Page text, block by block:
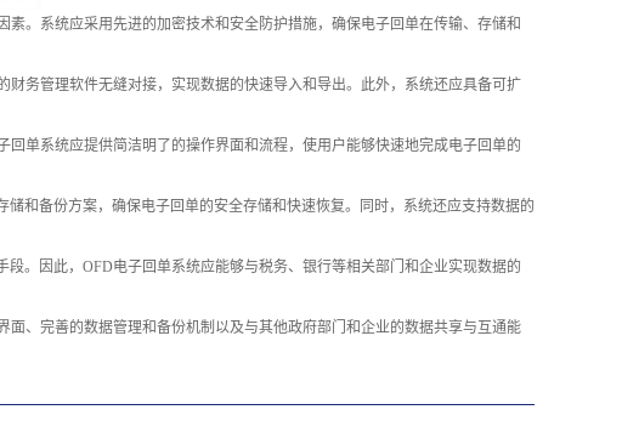
。系统应采用先进的加密技术和安全防护措施，确保电子回单在传输、存储和
务管理软件无缝对接，实现数据的快速导入和导出。此外，系统还应具备可扩
单系统应提供简洁明了的操作界面和流程，使用户能够快速地完成电子回单的
和备份方案，确保电子回单的安全存储和快速恢复。同时，系统还应支持数据的
。因此，OFD电子回单系统应能够与税务、银行等相关部门和企业实现数据的
、完善的数据管理和备份机制以及与其他政府部门和企业的数据共享与互通能